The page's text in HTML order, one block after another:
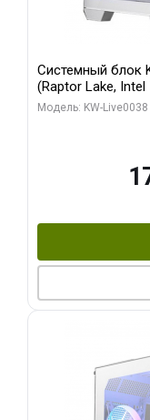
Системный блок
(Raptor Lake,
модуля)/ Gigabyte
Модель: KW-Live0038